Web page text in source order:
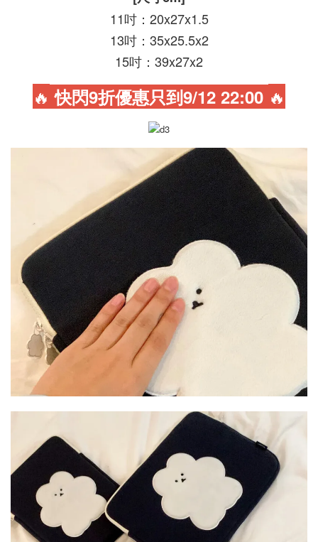
11吋：20x27x1.5
13吋：35x25.5x2
15吋：39x27x2
🔥 快閃9折優惠只到9/12 22:00 🔥